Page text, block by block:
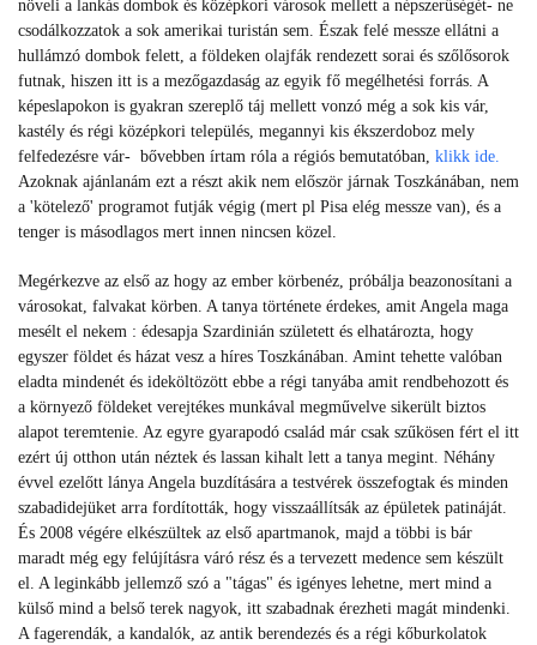
növeli a lankás dombok és középkori városok mellett a népszerűségét- ne
csodálkozzatok a sok amerikai turistán sem. Észak felé messze ellátni a
hullámzó dombok felett, a földeken olajfák rendezett sorai és szőlősorok
futnak, hiszen itt is a mezőgazdaság az egyik fő megélhetési forrás. A
képeslapokon is gyakran szereplő táj mellett vonzó még a sok kis vár,
kastély és régi középkori település, megannyi kis ékszerdoboz mely
felfedezésre vár- bővebben írtam róla a régiós bemutatóban, klikk ide.
Azoknak ajánlanám ezt a részt akik nem először járnak Toszkánában, nem
a 'kötelező' programot futják végig (mert pl Pisa elég messze van), és a
tenger is másodlagos mert innen nincsen közel.
Megérkezve az első az hogy az ember körbenéz, próbálja beazonosítani a
városokat, falvakat körben. A tanya története érdekes, amit Angela maga
mesélt el nekem : édesapja Szardinián született és elhatározta, hogy
egyszer földet és házat vesz a híres Toszkánában. Amint tehette valóban
eladta mindenét és ideköltözött ebbe a régi tanyába amit rendbehozott és
a környező földeket verejtékes munkával megművelve sikerült biztos
alapot teremtenie. Az egyre gyarapodó család már csak szűkösen fért el itt
ezért új otthon után néztek és lassan kihalt lett a tanya megint. Néhány
évvel ezelőtt lánya Angela buzdítására a testvérek összefogtak és minden
szabadidejüket arra fordították, hogy visszaállítsák az épületek patináját.
És 2008 végére elkészültek az első apartmanok, majd a többi is bár
maradt még egy felújításra váró rész és a tervezett medence sem készült
el. A leginkább jellemző szó a "tágas" és igényes lehetne, mert mind a
külső mind a belső terek nagyok, itt szabadnak érezheti magát mindenki.
A fagerendák, a kandalók, az antik berendezés és a régi kőburkolatok